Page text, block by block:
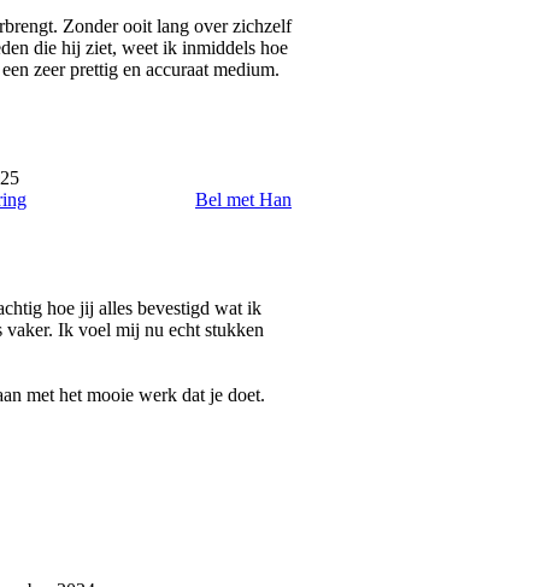
Zonder ooit lang over zichzelf
die hij ziet, weet ik inmiddels hoe
zeer prettig en accuraat medium.
Bel met Han
hoe jij alles bevestigd wat ik
Ik voel mij nu echt stukken
met het mooie werk dat je doet.